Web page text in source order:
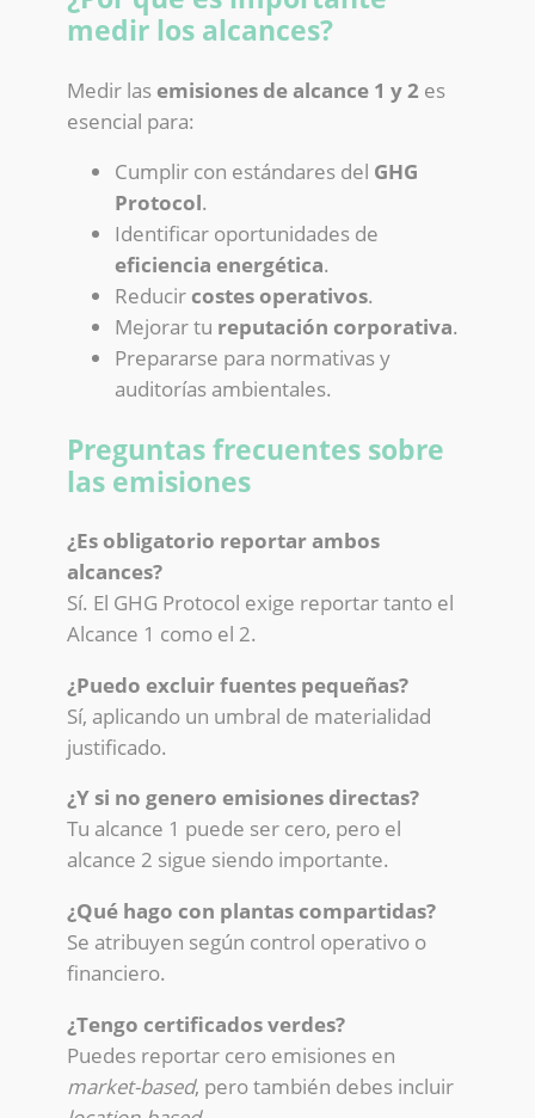
medir los alcances?
Medir lasemisiones de alcance 1 y 2 es
esencial para:
Cumplir con estándares del GHG
Protocol.
Identificar oportunidades de
eficiencia energética.
Reducircostes operativos.
Mejorar tu reputación corporativa.
Prepararse para normativas y
auditorías ambientales.
Preguntas frecuentes sobre
las emisiones
¿Es obligatorio reportar ambos
alcances?
Sí. El GHG Protocol exige reportar tanto el
Alcance 1 como el 2.
¿Puedo excluir fuentes pequeñas?
Sí, aplicando un umbral de materialidad
justificado.
¿Y si no genero emisiones directas?
Tu alcance 1 puede ser cero, pero el
alcance 2 sigue siendo importante.
¿Qué hago con plantas compartidas?
Se atribuyen según control operativo o
financiero.
¿Tengo certificados verdes?
Puedes reportar cero emisiones en
market-based, pero también debes incluir